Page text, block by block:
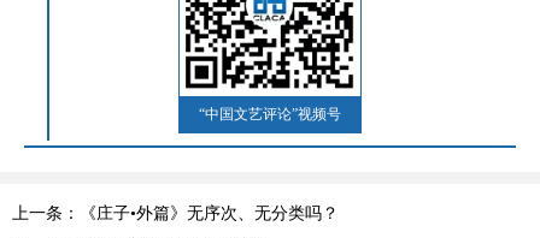
“中国文艺评论”视频号
上一条：《庄子•外篇》无序次、无分类吗？